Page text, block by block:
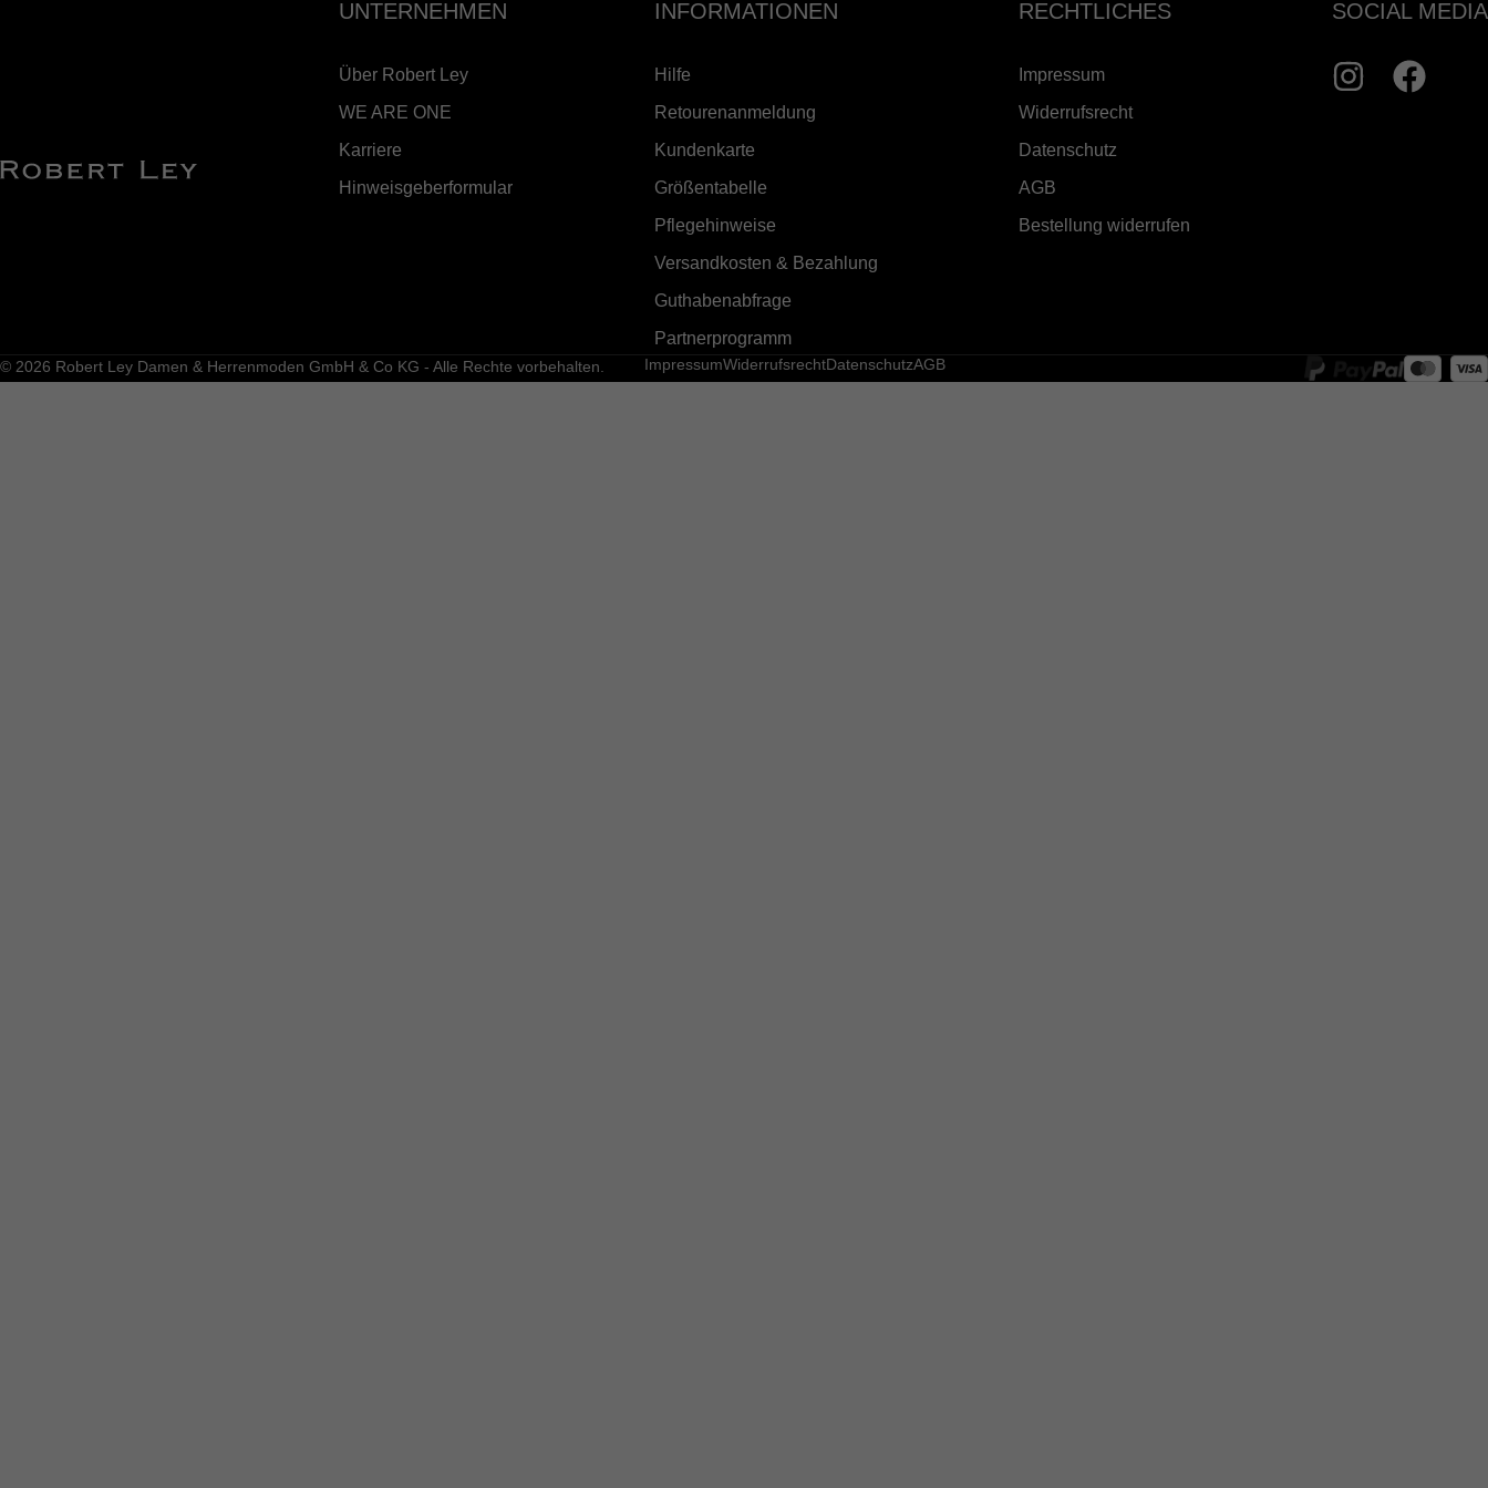
UNTERNEHMEN
Über Robert Ley
WE ARE ONE
Karriere
Hinweisgeberformular
INFORMATIONEN
Hilfe
Retourenanmeldung
Kundenkarte
Größentabelle
Pflegehinweise
Versandkosten & Bezahlung
Guthabenabfrage
Partnerprogramm
RECHTLICHES
Impressum
Widerrufsrecht
Datenschutz
AGB
Bestellung widerrufen
SOCIAL MEDIA
© 2026 Robert Ley Damen & Herrenmoden GmbH & Co KG - Alle Rechte vorbehalten. ImpressumWiderrufsrechtDatenschutzAGB